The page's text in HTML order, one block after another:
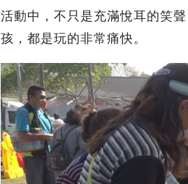
活動中，不只是充滿悅耳的笑
孩，都是玩的非常痛快。